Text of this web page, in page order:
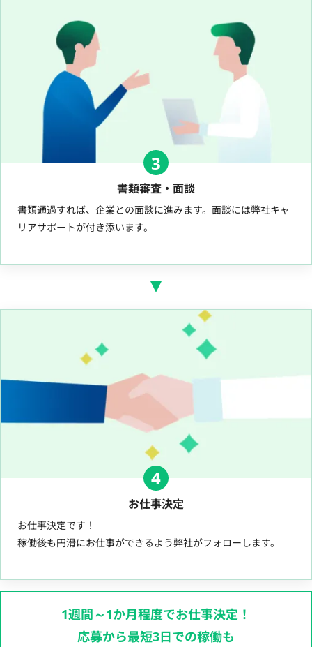
3
書類審査・面談
書類通過すれば、企業との面談に進みます。面談には弊社キャ
リアサポートが付き添います。
4
お仕事決定
お仕事決定です！
稼働後も円滑にお仕事ができるよう弊社がフォローします。
1週間～1か月程度でお仕事決定！
応募から最短3日での稼働も